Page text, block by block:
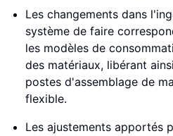
Les changements dans
système de faire
les modèles de
des matériaux, libérant
postes d'assemblage de
flexible.
Les ajustements apportés